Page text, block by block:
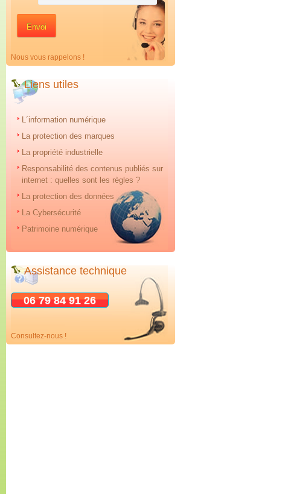
Nous vous rappelons !
Liens utiles
L´information numérique
La protection des marques
La propriété industrielle
Responsabilité des contenus publiés sur
internet : quelles sont les règles ?
La protection des données
La Cybersécurité
Patrimoine numérique
Assistance technique
06 79 84 91 26
Consultez-nous !